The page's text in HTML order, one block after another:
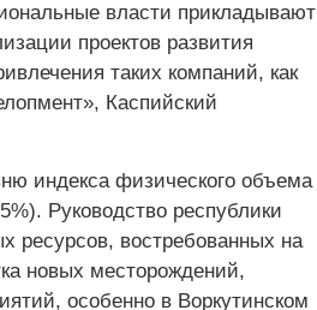
власти прикладывают
проектов развития
таких компаний, как
Каспийский
индекса физического объема
Руководство республики
ресурсов, востребованных на
новых месторождений,
особенно в Воркутинском